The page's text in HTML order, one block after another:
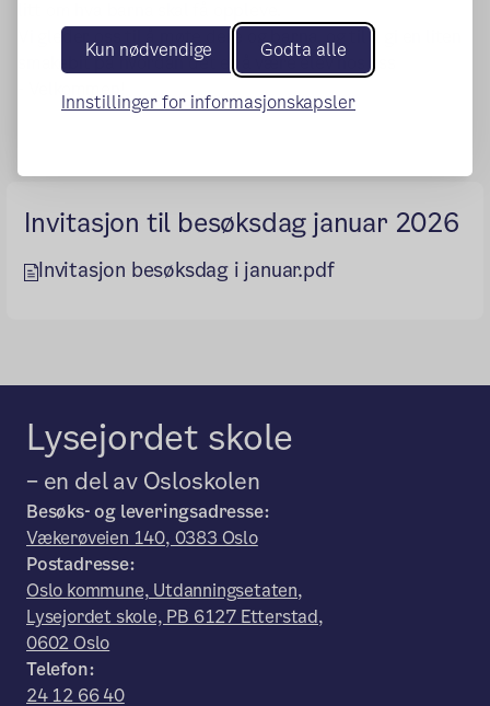
Kun nødvendige Godta alle
Innstillinger for informasjonskapsler
Vi gleder oss til å møte dere og barna, og til å gi en liten
smakebit på hvordan det er å være elev hos oss
- Velkommen!
Invitasjon til besøksdag januar 2026
Invitasjon besøksdag i januar.pdf
Lysejordet skole
– en del av Osloskolen
Besøks- og leveringsadresse:
Vækerøveien 140, 0383 Oslo
Postadresse:
Oslo kommune, Utdanningsetaten,
Lysejordet skole, PB 6127 Etterstad,
0602 Oslo
Telefon:
24 12 66 40